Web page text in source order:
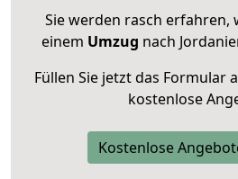
Sie werden rasch erfahren,
einem Umzug nach
Füllen Sie jetzt das Formular
kostenlose
Kostenlose